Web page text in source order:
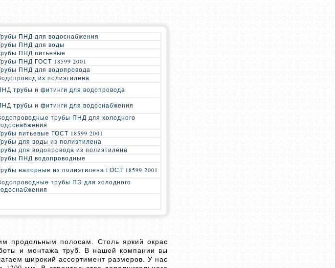
ПНД для водоснабжения
ПНД для воды
ПНД питьевые
ПНД ГОСТ 18599 2001
ПНД для водопровода
из полиэтилена
трубы и фитинги для водопровода
трубы и фитинги для водоснабжения
трубы ПНД для холодного
питьевые ГОСТ 18599 2001
для воды из полиэтилена
для водопровода из полиэтилена
ПНД водопроводные
напорные из полиэтилена ГОСТ 18599 2001
трубы ПЭ для холодного
продольным полосам. Столь яркий окрас
и монтажа труб. В нашей компании вы
широкий ассортимент размеров. У нас